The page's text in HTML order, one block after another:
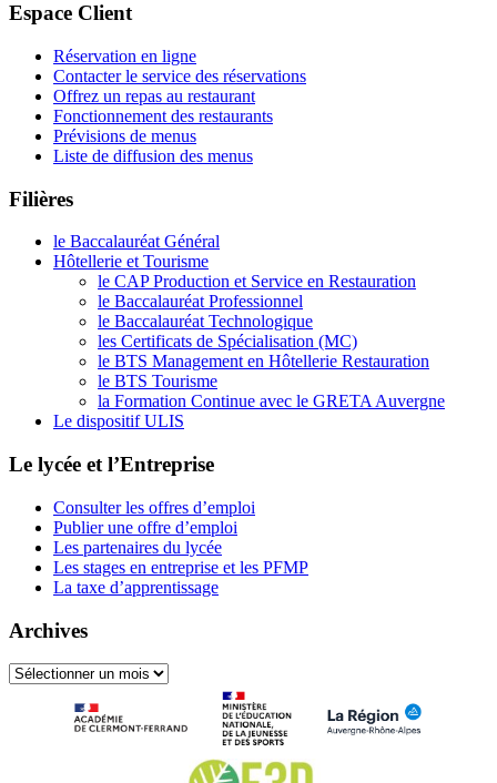
Espace Client
Réservation en ligne
Contacter le service des réservations
Offrez un repas au restaurant
Fonctionnement des restaurants
Prévisions de menus
Liste de diffusion des menus
Filières
le Baccalauréat Général
Hôtellerie et Tourisme
le CAP Production et Service en Restauration
le Baccalauréat Professionnel
le Baccalauréat Technologique
les Certificats de Spécialisation (MC)
le BTS Management en Hôtellerie Restauration
le BTS Tourisme
la Formation Continue avec le GRETA Auvergne
Le dispositif ULIS
Le lycée et l’Entreprise
Consulter les offres d’emploi
Publier une offre d’emploi
Les partenaires du lycée
Les stages en entreprise et les PFMP
La taxe d’apprentissage
Archives
Archives